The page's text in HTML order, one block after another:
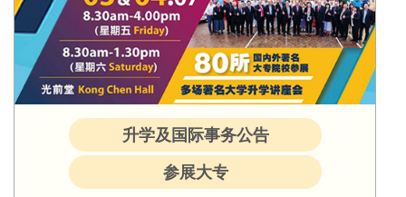
升学及国际事务公告
参展大专